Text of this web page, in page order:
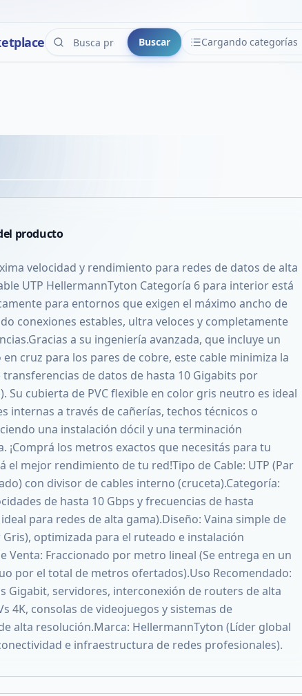
Buscar Cargando categorías
CATEGORÍAS
VER EN PANTALLA COMPLETA
producto
velocidad y rendimiento para redes de datos de alta
UTP HellermannTyton Categoría 6 para interior está
para entornos que exigen el máximo ancho de
conexiones estables, ultra veloces y completamente
a su ingeniería avanzada, que incluye un
cruz para los pares de cobre, este cable minimiza la
de datos de hasta 10 Gigabits por
Su cubierta de PVC flexible en color gris neutro es ideal
internas a través de cañerías, techos técnicos o
una instalación dócil y una terminación
¡Comprá los metros exactos que necesitás para tu
el mejor rendimiento de tu red!Tipo de Cable: UTP (Par
con divisor de cables interno (cruceta).Categoría:
de hasta 10 Gbps y frecuencias de hasta
para redes de alta gama).Diseño: Vaina simple de
Gris), optimizada para el ruteado e instalación
Venta: Fraccionado por metro lineal (Se entrega en un
por el total de metros ofertados).Uso Recomendado:
Gigabit, servidores, interconexión de routers de alta
4K, consolas de videojuegos y sistemas de
alta resolución.Marca: HellermannTyton (Líder global
e infraestructura de redes profesionales).